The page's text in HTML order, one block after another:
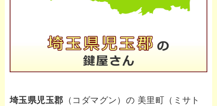
埼玉県児玉郡 （コダマグン）の 美里町（ミサト